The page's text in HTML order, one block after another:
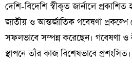
দেশি-বিদেশি স্বীকৃত জার্নালে প্রকাশিত
জাতীয় ও আন্তর্জাতিক গবেষণা প্রকল্পে
সফলভাবে সম্পন্ন করেছেন। গবেষণা ও
স্থাপনে তাঁর কাজ বিশেষভাবে প্রশংসিত।